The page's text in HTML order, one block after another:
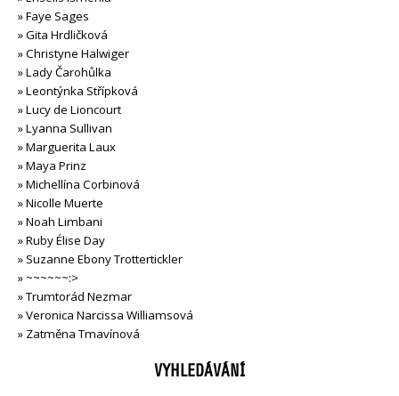
»Faye Sages
»Gita Hrdličková
»Christyne Halwiger
»Lady Čarohůlka
»Leontýnka Střípková
»Lucy de Lioncourt
»Lyanna Sullivan
»Marguerita Laux
»Maya Prinz
»Michellína Corbinová
»Nicolle Muerte
»Noah Limbani
»Ruby Élise Day
» Suzanne Ebony Trottertickler
» ~~~~~~:>
»Trumtorád Nezmar
»Veronica Narcissa Williamsová
» Zatměna Tmavínová
VYHLEDÁVÁNÍ